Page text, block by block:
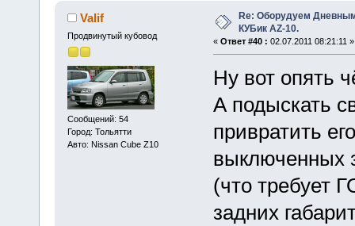
Valif
Продвинутый кубовод
Сообщений: 54
Город: Тольятти
Авто: Nissan Cube Z10
Re: Оборудуем
КУБик AZ-10.
« Ответ #40 : 02.07.2011 08:21:11 »
Ну вот опять
А подыскать
привратить
выключенных
(что требует
задних